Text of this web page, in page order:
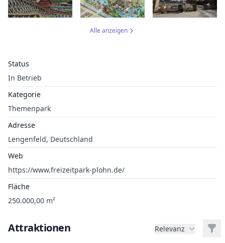
Status
In Betrieb
Kategorie
Themenpark
Adresse
Lengenfeld, Deutschland
Web
https://www.freizeitpark-plohn.de/
Fläche
250.000,00 m²
Alle anzeigen
Attraktionen Relevanz